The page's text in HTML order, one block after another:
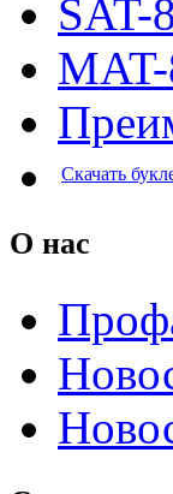
SAT-
Скачать
О нас